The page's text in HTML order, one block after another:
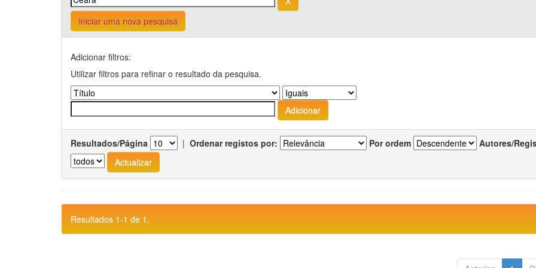
Iniciar uma nova pesquisa
Adicionar filtros:
Utilizar filtros para refinar o resultado da pesquisa.
Resultados/Página | Ordenar registos por: Por ordem Autores/
Resultados 1-1 de 1.